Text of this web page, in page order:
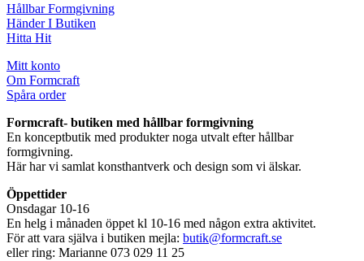
Hållbar Formgivning
Händer I Butiken
Hitta Hit
Mitt konto
Om Formcraft
Spåra order
Formcraft- butiken med hållbar formgivning
En konceptbutik med produkter noga utvalt efter hållbar
formgivning.
Här har vi samlat konsthantverk och design som vi älskar.
Öppettider
Onsdagar 10-16
En helg i månaden öppet kl 10-16 med någon extra aktivitet.
För att vara själva i butiken mejla: butik@formcraft.se
eller ring: Marianne 073 029 11 25